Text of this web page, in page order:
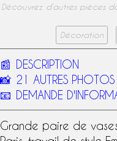
Découvrez d’autres pièces
Décoration
📰 DESCRIPTION
📸 21 AUTRES PHOTOS
📧 DEMANDE
Grande paire de